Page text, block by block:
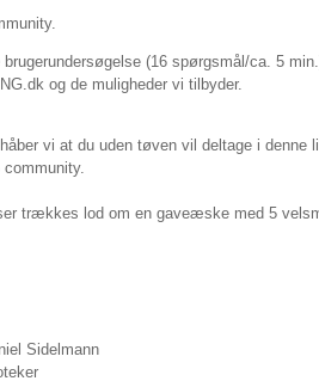
(16 spørgsmål/ca. 5
og de muligheder vi tilbyder.
vi at du uden tøven vil deltage i denne
trækkes lod om en gaveæske med 5
Sidelmann